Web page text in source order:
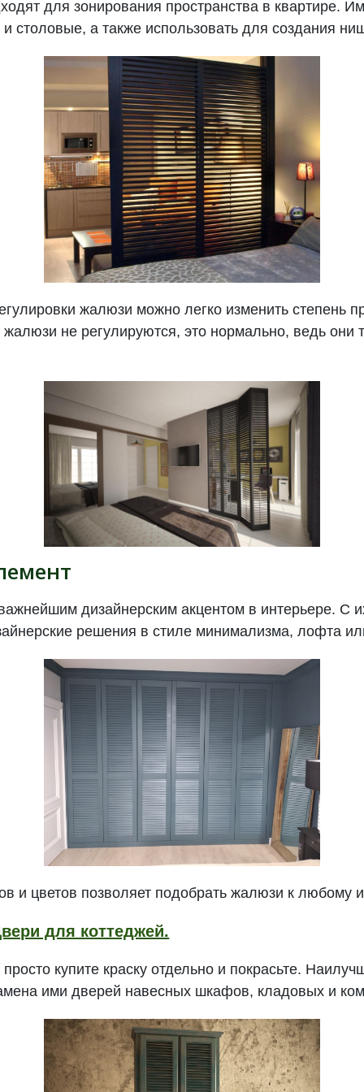
для зонирования пространства в квартире.
и столовые, а также использовать для создания
жалюзи можно легко изменить степень
не регулируются, это нормально, ведь они
важнейшим дизайнерским акцентом в интерьере.
решения в стиле минимализма, лофта
и цветов позволяет подобрать жалюзи к любому
для коттеджей.
купите краску отдельно и покрасьте.
ими дверей навесных шкафов, кладовых и